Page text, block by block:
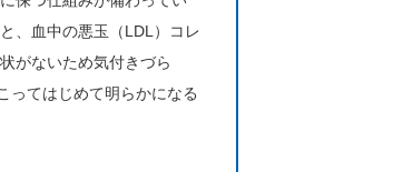
、血中の悪玉（LDL）コレ
がないため気付きづら
ってはじめて明らかになる